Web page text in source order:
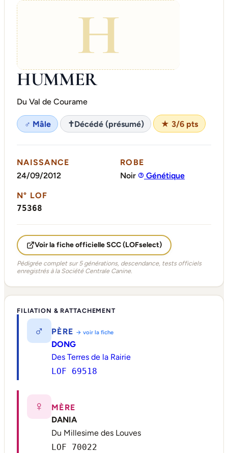
H
HUMMER
Du Val de Courame
♂ Mâle ✝Décédé (présumé) ★ 3/6 pts
NAISSANCE
24/09/2012
ROBE
Noir
Génétique
N° LOF
75368
Voir la fiche officielle SCC (LOFselect)
Pédigrée complet sur 5 générations, descendance, tests officiels
enregistrés à la Société Centrale Canine.
FILIATION & RATTACHEMENT
♂ PÈRE → voir la fiche
DONG
Des Terres de la Rairie
LOF 69518
♀
MÈRE
DANIA
Du Millesime des Louves
LOF 70022